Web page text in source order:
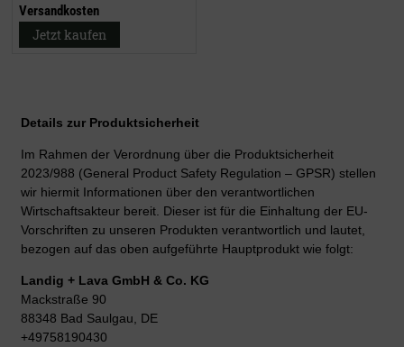
Versandkosten
Jetzt kaufen
Details zur Produktsicherheit
Im Rahmen der Verordnung über die Produktsicherheit
2023/988 (General Product Safety Regulation – GPSR) stellen
wir hiermit Informationen über den verantwortlichen
Wirtschaftsakteur bereit. Dieser ist für die Einhaltung der EU-
Vorschriften zu unseren Produkten verantwortlich und lautet,
bezogen auf das oben aufgeführte Hauptprodukt wie folgt:
Landig + Lava GmbH & Co. KG
Mackstraße 90
88348 Bad Saulgau, DE
+49758190430